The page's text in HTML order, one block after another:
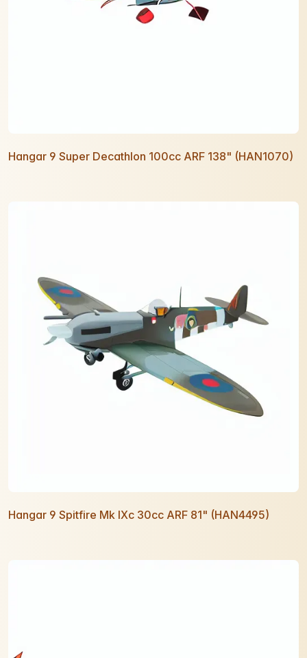
Hangar 9 Super Decathlon 100cc ARF 138" (HAN1070)
Hangar 9 Spitfire Mk IXc 30cc ARF 81" (HAN4495)